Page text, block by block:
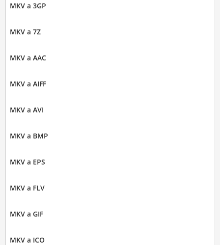
MKV a 3GP
MKV a 7Z
MKV a AAC
MKV a AIFF
MKV a AVI
MKV a BMP
MKV a EPS
MKV a FLV
MKV a GIF
MKV a ICO